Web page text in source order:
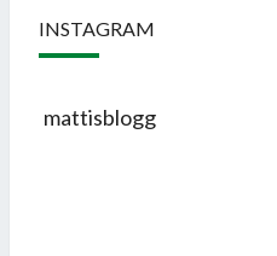
INSTAGRAM
mattisblogg